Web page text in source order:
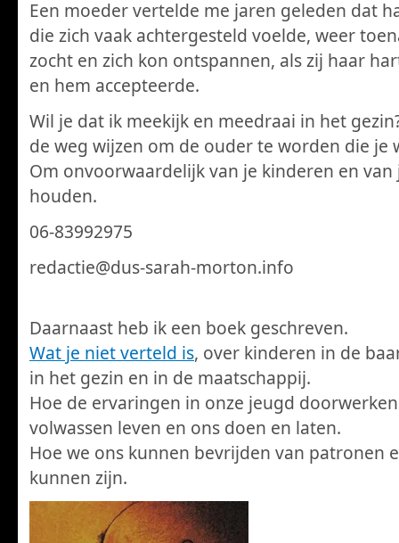
Een moeder vertelde me jaren geleden dat
die zich vaak achtergesteld voelde, weer
zocht en zich kon ontspannen, als zij haar
en hem accepteerde.
Wil je dat ik meekijk en meedraai in het
de weg wijzen om de ouder te worden die je
Om onvoorwaardelijk van je kinderen en van
houden.
06-83992975
redactie@dus-sarah-morton.info
Daarnaast heb ik een boek geschreven.
Wat je niet verteld is, over kinderen in de
in het gezin en in de maatschappij.
Hoe de ervaringen in onze jeugd
volwassen leven en ons doen en laten.
Hoe we ons kunnen bevrijden van patronen
kunnen zijn.